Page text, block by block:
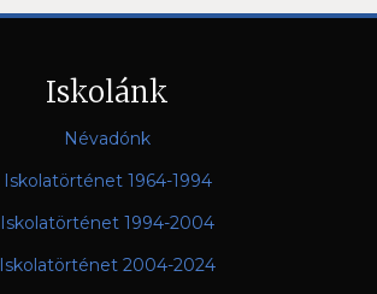
Iskolánk
Névadónk
Iskolatörténet 1964-1994
Iskolatörténet 1994-2004
Iskolatörténet 2004-2024